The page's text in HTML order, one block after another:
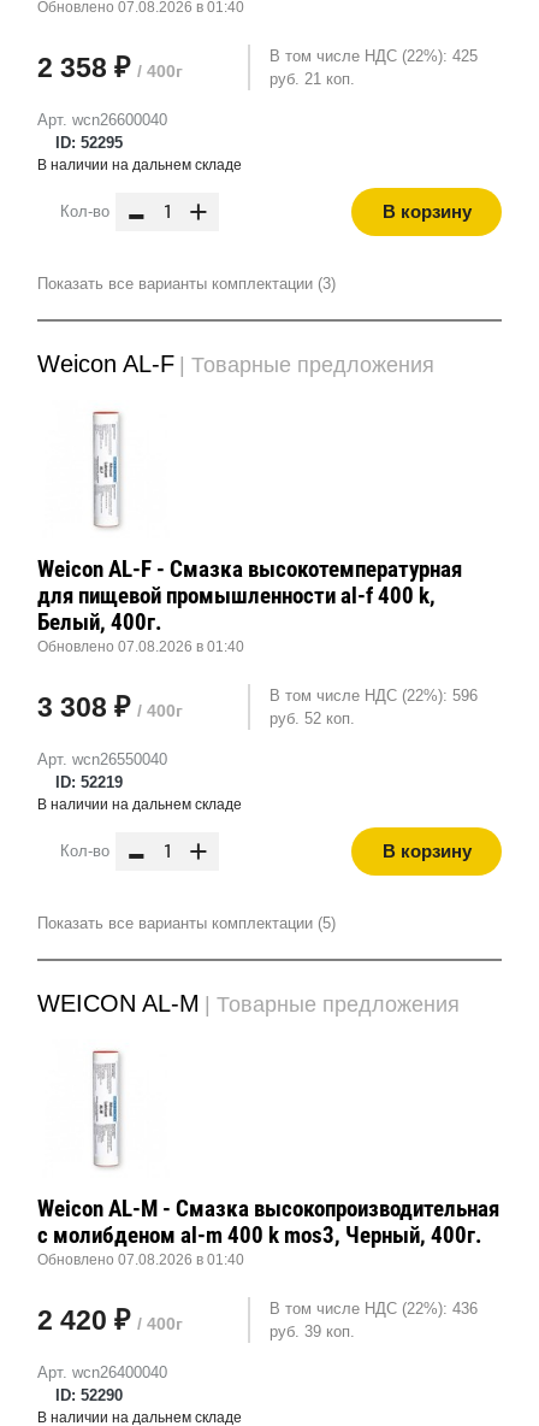
Арт. wcn26600040
ID: 52295
Обновлено 07.08.2026 в 01:40
2 358 ₽ / 400г
В том числе НДС (22%): 425
руб. 21 коп.
В наличии на дальнем складе
Кол-во - + В корзину
Показать все варианты комплектации (3)
Weicon AL-F | Товарные предложения
Арт. wcn26550040
ID: 52219
Weicon AL-F - Смазка высокотемпературная
для пищевой промышленности al-f 400 k,
Белый, 400г.
Обновлено 07.08.2026 в 01:40
3 308 ₽ / 400г
В том числе НДС (22%): 596
руб. 52 коп.
В наличии на дальнем складе
Кол-во - + В корзину
Показать все варианты комплектации (5)
WEICON AL-M | Товарные предложения
Арт. wcn26400040
ID: 52290
Weicon AL-M - Смазка высокопроизводительная
с молибденом al-m 400 k mos3, Черный, 400г.
Обновлено 07.08.2026 в 01:40
2 420 ₽ / 400г
В том числе НДС (22%): 436
руб. 39 коп.
В наличии на дальнем складе